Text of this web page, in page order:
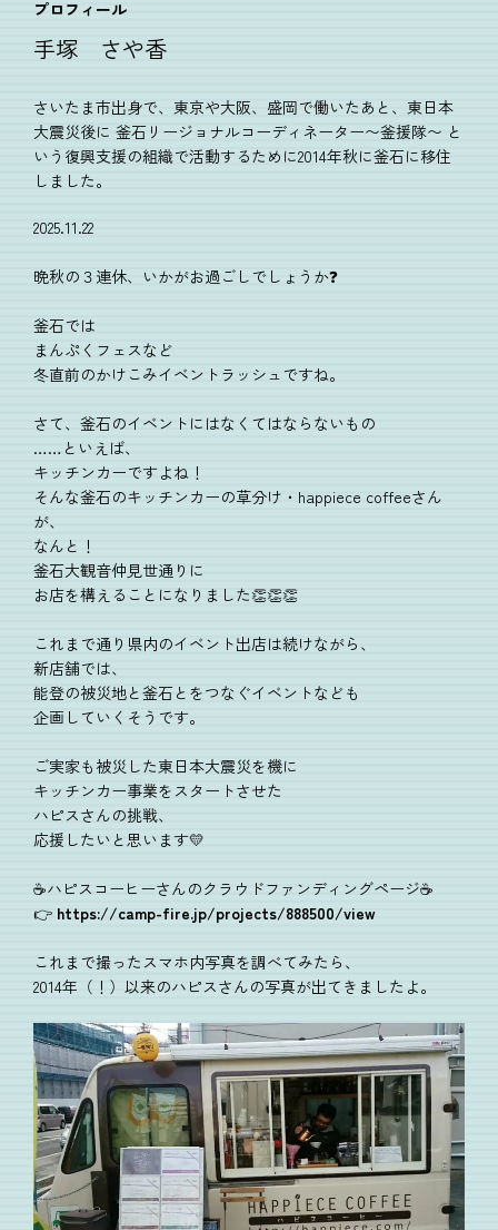
プロフィール
手塚 さや香
さいたま市出身で、東京や大阪、盛岡で働いたあと、東日本
大震災後に 釜石リージョナルコーディネーター〜釜援隊〜 と
いう復興支援の組織で活動するために2014年秋に釜石に移住
しました。
2025.11.22
晩秋の３連休、いかがお過ごしでしょうか❓
釜石では
まんぷくフェスなど
冬直前のかけこみイベントラッシュですね。
さて、釜石のイベントにはなくてはならないもの
……といえば、
キッチンカーですよね！
そんな釜石のキッチンカーの草分け・happiece coffeeさん
が、
なんと！
釜石大観音仲見世通りに
お店を構えることになりました👏👏👏
これまで通り県内のイベント出店は続けながら、
新店舗では、
能登の被災地と釜石とをつなぐイベントなども
企画していくそうです。
ご実家も被災した東日本大震災を機に
キッチンカー事業をスタートさせた
ハピスさんの挑戦、
応援したいと思います💛
☕ハピスコーヒーさんのクラウドファンディングページ☕
👉 https://camp-fire.jp/projects/888500/view
これまで撮ったスマホ内写真を調べてみたら、
2014年（！）以来のハピスさんの写真が出てきましたよ。